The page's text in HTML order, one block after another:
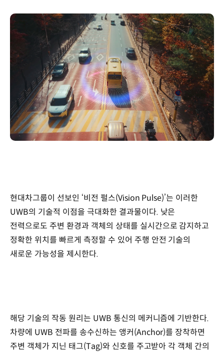
현대차그룹이 선보인 ‘비전 펄스(Vision Pulse)’는 이러한
UWB의 기술적 이점을 극대화한 결과물이다. 낮은
전력으로도 주변 환경과 객체의 상태를 실시간으로 감지하고
정확한 위치를 빠르게 측정할 수 있어 주행 안전 기술의
새로운 가능성을 제시한다.
해당 기술의 작동 원리는 UWB 통신의 메커니즘에 기반한다.
차량에 UWB 전파를 송수신하는 앵커(Anchor)를 장착하면
주변 객체가 지닌 태그(Tag)와 신호를 주고받아 각 객체 간의